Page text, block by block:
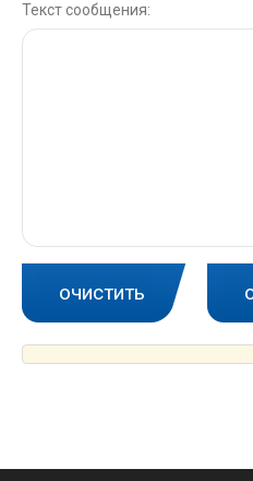
Текст сообщения: